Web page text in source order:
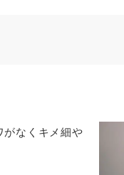
がなくキメ細や